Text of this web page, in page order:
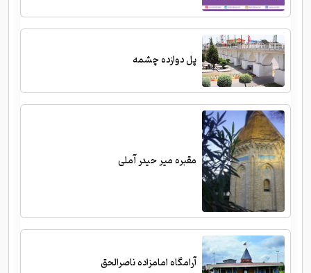
پل دوازده چشمه
مقبره میر حیدر آملی
آرامگاه امامزاده ناصرالحق